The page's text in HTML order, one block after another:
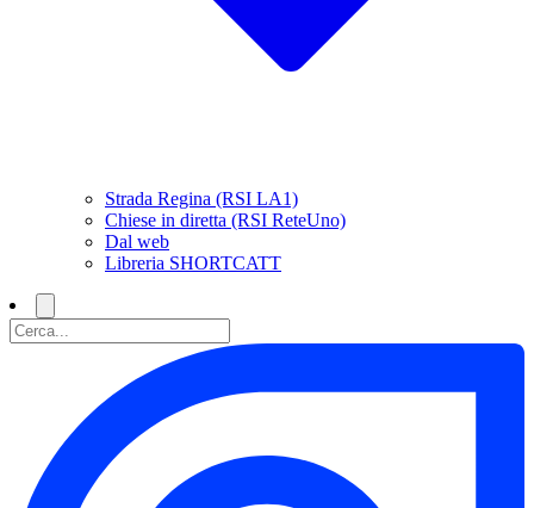
Strada Regina (RSI LA1)
Chiese in diretta (RSI ReteUno)
Dal web
Libreria SHORTCATT